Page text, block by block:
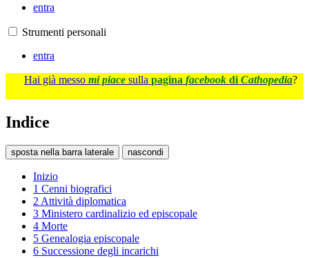
entra
Strumenti personali
entra
Hai già messo mi piace sulla pagina facebook di Cathopedia?
Indice
sposta nella barra laterale nascondi
Inizio
1 Cenni biografici
2Attività diplomatica
3 Ministero cardinalizio ed episcopale
4 Morte
5 Genealogia episcopale
6 Successione degli incarichi